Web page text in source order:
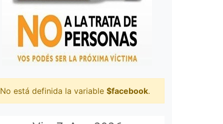
No está definida la variable $facebook.